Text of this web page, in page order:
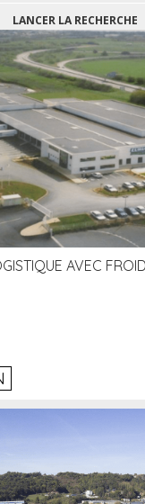
pour votre